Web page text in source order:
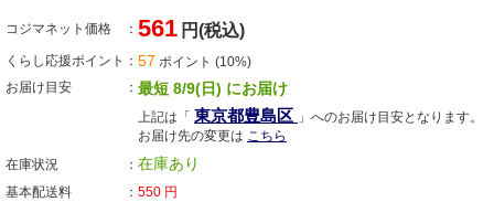
コジマネット価格 561 円(税込)
くらし応援ポイント 57 ポイント (10%)
お届け目安
最短 8/9(日) にお届け
上記は「 東京都豊島区 」へのお届け目安となります。
お届け先の変更は こちら
在庫状況
在庫あり
基本配送料 550 円